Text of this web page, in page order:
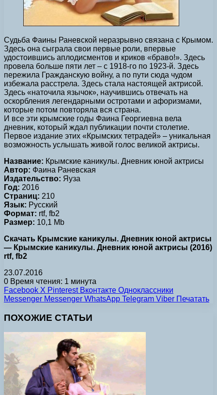
Судьба Фаины Раневской неразрывно связана с Крымом.
Здесь она сыграла свои первые роли, впервые
удостоившись аплодисментов и криков «браво!». Здесь
провела больше пяти лет – с 1918-го по 1923-й. Здесь
пережила Гражданскую войну, а по пути сюда чудом
избежала расстрела. Здесь стала настоящей актрисой.
Здесь «наточила язычок», научившись отвечать на
оскорбления легендарными остротами и афоризмами,
которые потом повторяла вся страна.
И все эти крымские годы Фаина Георгиевна вела
дневник, который ждал публикации почти столетие.
Первое издание этих «Крымских тетрадей» – уникальная
возможность услышать живой голос великой актрисы.
Название: Крымские каникулы. Дневник юной актрисы
Автор: Фаина Раневская
Издательство: Яуза
Год: 2016
Страниц: 210
Язык: Русский
Формат: rtf, fb2
Размер: 10,1 Mb
Скачать Крымские каникулы. Дневник юной актрисы
— Крымские каникулы. Дневник юной актрисы (2016)
rtf, fb2
23.07.2016
0 Время чтения: 1 минута
Facebook X Pinterest Вконтакте Одноклассники
Messenger Messenger WhatsApp Telegram Viber Печатать
ПОХОЖИЕ СТАТЬИ